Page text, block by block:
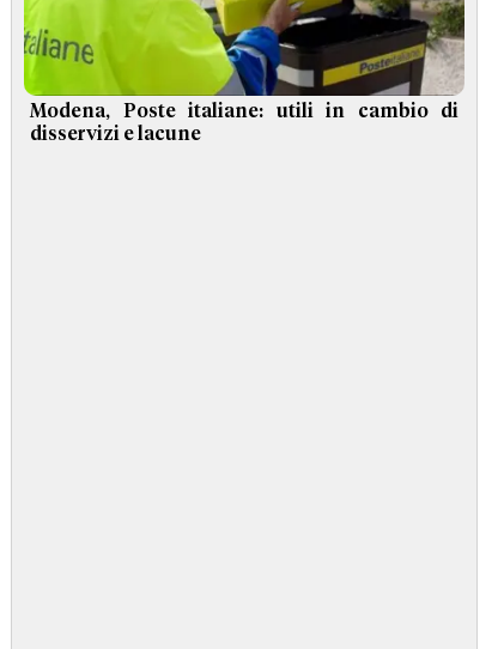
Modena, Poste italiane: utili in cambio di
disservizi e lacune